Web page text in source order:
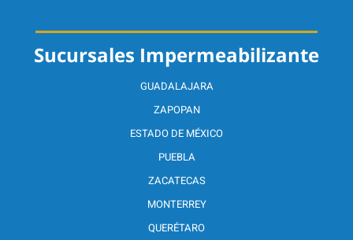
Sucursales Impermeabilizante
GUADALAJARA
ZAPOPAN
ESTADO DE MÉXICO
PUEBLA
ZACATECAS
MONTERREY
QUERÉTARO